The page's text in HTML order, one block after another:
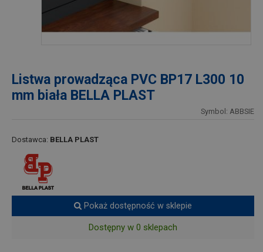
Listwa prowadząca PVC BP17 L300 10
mm biała BELLA PLAST
Symbol: ABBSIE
Dostawca: BELLA PLAST
Pokaż dostępność w sklepie
Dostępny w 0 sklepach